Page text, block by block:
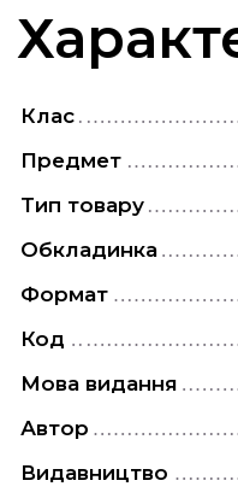
Клас
Предмет
Тип товару
Обкладинка
Формат
Код
Мова видання
Автор
Видавництво